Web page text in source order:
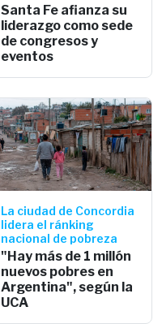
Santa Fe afianza su
liderazgo como sede
de congresos y
eventos
La ciudad de Concordia
lidera el ránking
nacional de pobreza
"Hay más de 1 millón
nuevos pobres en
Argentina", según la
UCA